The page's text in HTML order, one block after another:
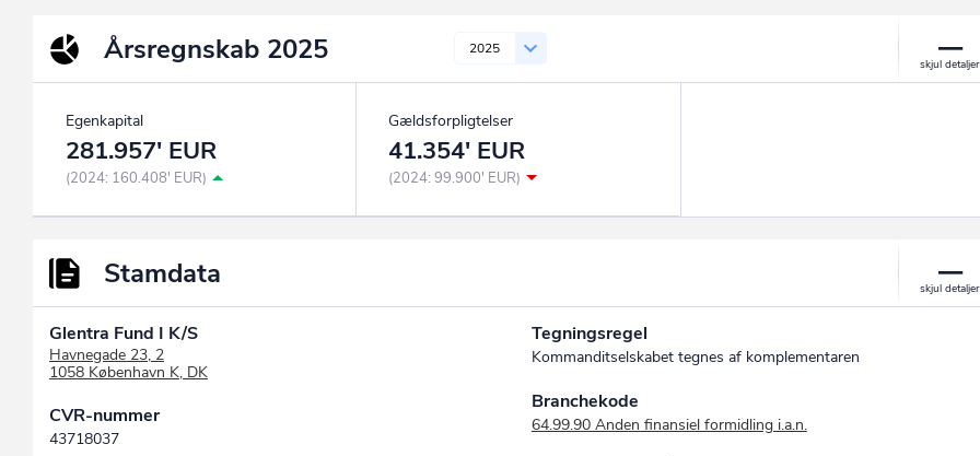
Årsregnskab 2025 2025
Egenkapital
281.957' EUR
(2024: 160.408' EUR)
Gældsforpligtelser
41.354' EUR
(2024: 99.900' EUR)
Stamdata
Glentra Fund I K/S
Havnegade 23, 2
1058 København K, DK
CVR-nummer
43718037
Tegningsregel
Kommanditselskabet tegnes af komplementaren
Branchekode
64.99.90 Anden finansiel formidling i.a.n.